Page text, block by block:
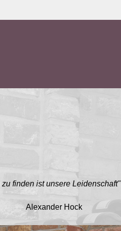
finden ist unsere Leidenschaft"
Alexander Hock